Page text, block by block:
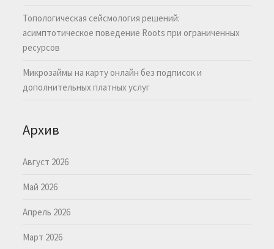
Топологическая сейсмология решений:
асимптотическое поведение Roots при ограниченных
ресурсов
Микрозаймы на карту онлайн без подписок и
дополнительных платных услуг
Архив
Август 2026
Май 2026
Апрель 2026
Март 2026